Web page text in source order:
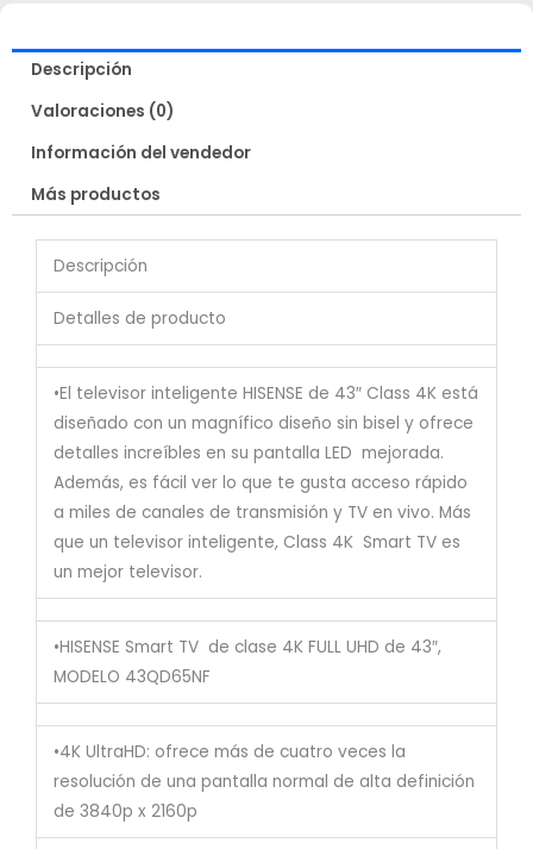
Descripción
Valoraciones (0)
Información del vendedor
Más productos
Descripción
Detalles de producto
•El televisor inteligente HISENSE de 43″ Class 4K está
diseñado con un magnífico diseño sin bisel y ofrece
detalles increíbles en su pantalla LED mejorada.
Además, es fácil ver lo que te gusta acceso rápido
a miles de canales de transmisión y TV en vivo. Más
que un televisor inteligente, Class 4K Smart TV es
un mejor televisor.
•HISENSE Smart TV de clase 4K FULL UHD de 43″,
MODELO 43QD65NF
•4K UltraHD: ofrece más de cuatro veces la
resolución de una pantalla normal de alta definición
de 3840p x 2160p